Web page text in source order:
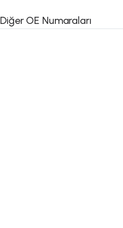
Diğer OE Numaraları